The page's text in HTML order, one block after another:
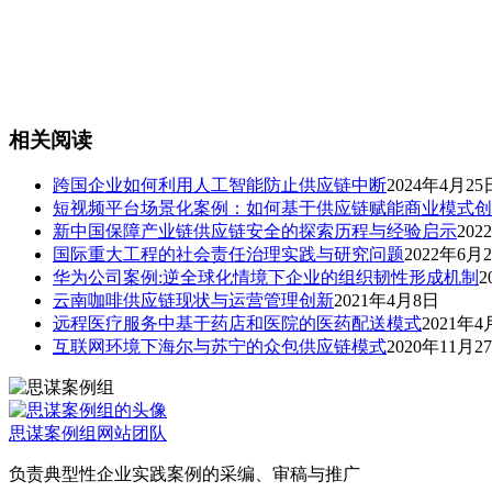
相关阅读
跨国企业如何利用人工智能防止供应链中断2024年4月25
短视频平台场景化案例：如何基于供应链赋能商业模式
新中国保障产业链供应链安全的探索历程与经验启示
国际重大工程的社会责任治理实践与研究问题2022年6月
华为公司案例:逆全球化情境下企业的组织韧性形成机制
云南咖啡供应链现状与运营管理创新2021年4月8日
远程医疗服务中基于药店和医院的医药配送模式2021年4
互联网环境下海尔与苏宁的众包供应链模式2020年11月
思谋案例组 网站团队
负责典型性企业实践案例的采编、审稿与推广